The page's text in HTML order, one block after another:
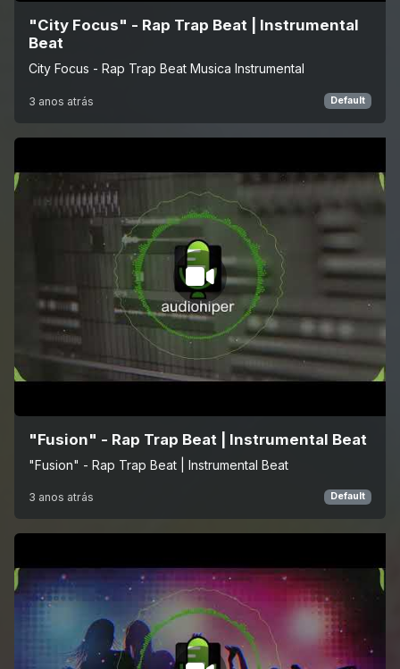
"City Focus" - Rap Trap Beat | Instrumental
Beat
City Focus - Rap Trap Beat Musica Instrumental
3 anos atrás Default
"Fusion" - Rap Trap Beat | Instrumental Beat
"Fusion" - Rap Trap Beat | Instrumental Beat
3 anos atrás Default